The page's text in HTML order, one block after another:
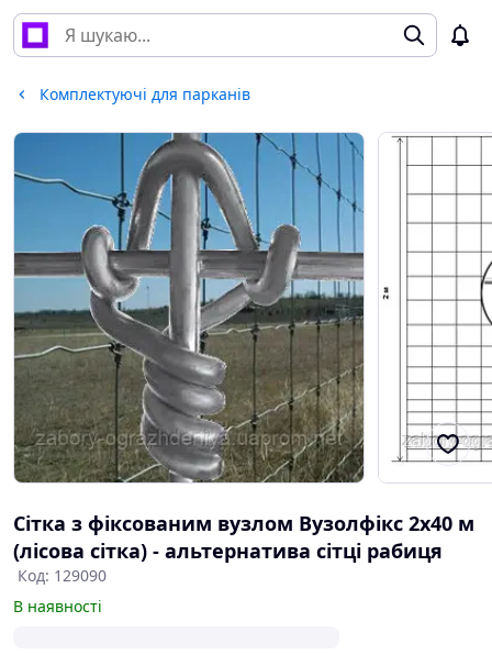
Комплектуючі для парканів
Сітка з фіксованим вузлом Вузолфікс 2х40 м
(лісова сітка) - альтернатива сітці рабиця
Код: 129090
В наявності